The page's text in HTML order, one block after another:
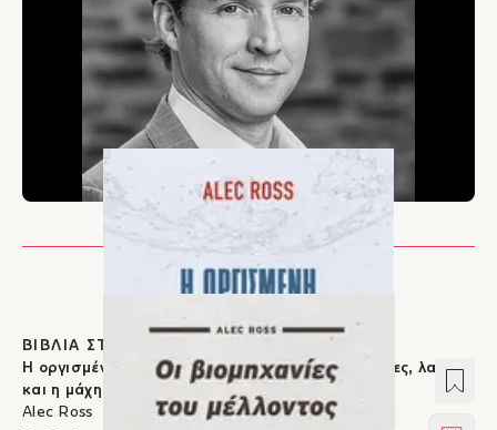
ΒΙΒΛΙΑ ΣΤΟΝ ΙΚΑΡΟ
Η οργισμένη δεκαετία του 2020 - Εταιρείες, χώρες, λαοί
και η μάχη για το μέλλον μας
Alec Ross